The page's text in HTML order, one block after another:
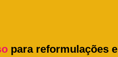
para reformulações e